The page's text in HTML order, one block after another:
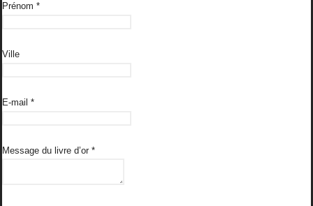
Prénom *
Ville
E-mail *
Message du livre d’or *